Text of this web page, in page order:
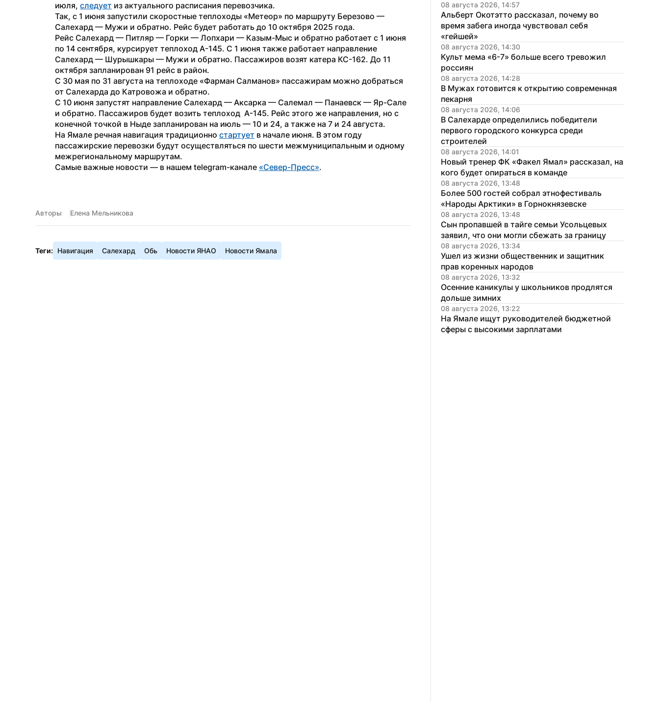
июля, следует из актуального расписания перевозчика.
Так, с 1 июня запустили скоростные теплоходы «Метеор» по маршруту Березово —
Салехард — Мужи и обратно. Рейс будет работать до 10 октября 2025 года.
Рейс Салехард — Питляр — Горки — Лопхари — Казым-Мыс и обратно работает с 1 июня
по 14 сентября, курсирует теплоход А-145. С 1 июня также работает направление
Салехард — Шурышкары — Мужи и обратно. Пассажиров возят катера КС-162. До 11
октября запланирован 91 рейс в район.
С 30 мая по 31 августа на теплоходе «Фарман Салманов» пассажирам можно добраться
от Салехарда до Катровожа и обратно.
С 10 июня запустят направление Салехард — Аксарка — Салемал — Панаевск — Яр-Сале
и обратно. Пассажиров будет возить теплоход  А-145. Рейс этого же направления, но с
конечной точкой в Ныде запланирован на июль — 10 и 24, а также на 7 и 24 августа.
На Ямале речная навигация традиционно стартует в начале июня. В этом году
пассажирские перевозки будут осуществляться по шести межмуниципальным и одному
межрегиональному маршрутам.
Самые важные новости — в нашем telegram-канале «Север-Пресс».
Авторы Елена Мельникова
Теги: Навигация Салехард Обь Новости ЯНАО Новости Ямала
08 августа 2026, 14:57
Альберт Окотэтто рассказал, почему во
время забега иногда чувствовал себя
«гейшей»
08 августа 2026, 14:30
Культ мема «6-7» больше всего тревожил
россиян
08 августа 2026, 14:28
В Мужах готовится к открытию современная
пекарня
08 августа 2026, 14:06
В Салехарде определились победители
первого городского конкурса среди
строителей
08 августа 2026, 14:01
Новый тренер ФК «Факел Ямал» рассказал, на
кого будет опираться в команде
08 августа 2026, 13:48
Более 500 гостей собрал этнофестиваль
«Народы Арктики» в Горнокнязевске
08 августа 2026, 13:48
Сын пропавшей в тайге семьи Усольцевых
заявил, что они могли сбежать за границу
08 августа 2026, 13:34
Ушел из жизни общественник и защитник
прав коренных народов
08 августа 2026, 13:32
Осенние каникулы у школьников продлятся
дольше зимних
08 августа 2026, 13:22
На Ямале ищут руководителей бюджетной
сферы с высокими зарплатами